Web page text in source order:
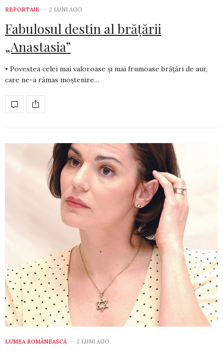
REPORTAJE 2 LUNI AGO
Fabulosul destin al brățării
„Anastasia”
• Povestea celei mai valoroase și mai frumoase brățări de aur,
care ne-a rămas moștenire…
LUMEA ROMÂNEASCĂ 2 LUNI AGO